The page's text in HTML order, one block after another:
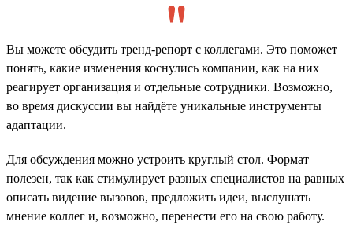
Вы можете обсудить тренд-репорт с коллегами. Это поможет
понять, какие изменения коснулись компании, как на них
реагирует организация и отдельные сотрудники. Возможно,
во время дискуссии вы найдёте уникальные инструменты
адаптации.
Для обсуждения можно устроить круглый стол. Формат
полезен, так как стимулирует разных специалистов на равных
описать видение вызовов, предложить идеи, выслушать
мнение коллег и, возможно, перенести его на свою работу.